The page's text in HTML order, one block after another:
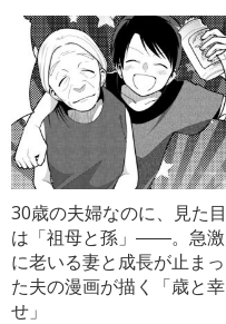
30歳の夫婦なのに、見た目
は「祖母と孫」――。急激
に老いる妻と成長が止まっ
た夫の漫画が描く「歳と幸
せ」